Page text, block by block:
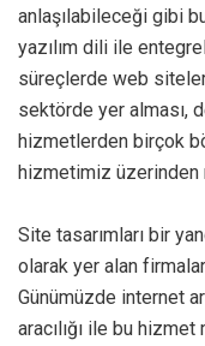
anlaşılabileceği gibi
yazılım dili ile
süreçlerde web
sektörde yer alması,
hizmetlerden birçok
hizmetimiz üzerinden
Site tasarımları bir
olarak yer alan
Günümüzde internet
aracılığı ile bu